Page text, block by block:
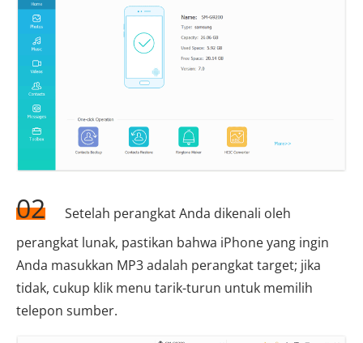
02
Setelah perangkat Anda dikenali oleh
perangkat lunak, pastikan bahwa iPhone yang ingin
Anda masukkan MP3 adalah perangkat target; jika
tidak, cukup klik menu tarik-turun untuk memilih
telepon sumber.